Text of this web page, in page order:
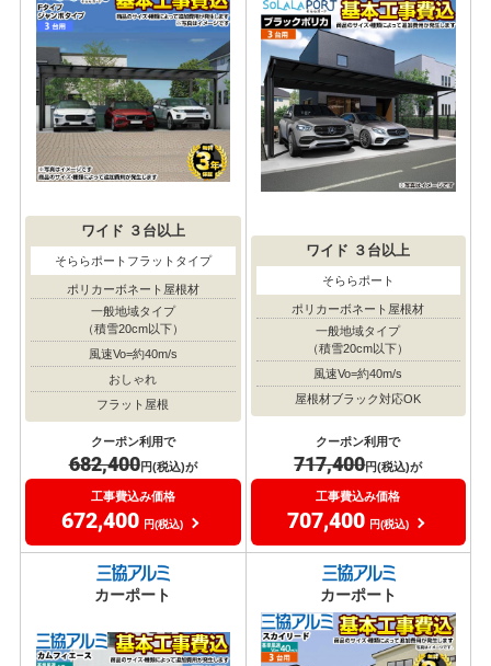
ワイド ３台以上
そららポートフラットタイプ
ポリカーボネート屋根材
一般地域タイプ
（積雪20cm以下）
風速Vo=約40m/s
おしゃれ
フラット屋根
クーポン利用で
682,400円(税込)が
工事費込み価格
672,400 円(税込)
ワイド ３台以上
そららポート
ポリカーボネート屋根材
一般地域タイプ
（積雪20cm以下）
風速Vo=約40m/s
屋根材ブラック対応OK
クーポン利用で
717,400円(税込)が
工事費込み価格
707,400 円(税込)
カーポート カーポート